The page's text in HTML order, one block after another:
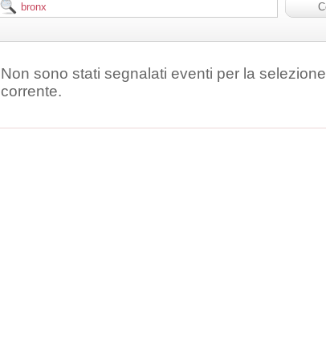
Non sono stati segnalati eventi per la selezione
corrente.